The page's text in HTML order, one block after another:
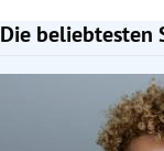
Die beliebtesten
Slide 1 von 7